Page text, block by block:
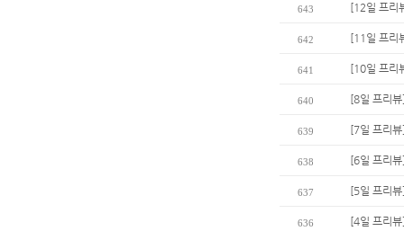
643 [12일 프리
642 [11일 프리
641 [10일 프리
640 [8일 프리
639 [7일 프리
638 [6일 프리
637 [5일 프리
636 [4일 프리